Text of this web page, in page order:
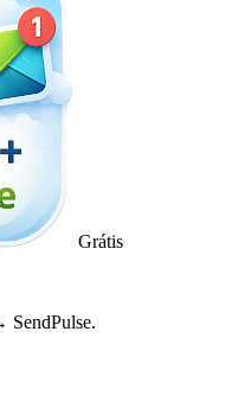
Grátis
SendPulse.